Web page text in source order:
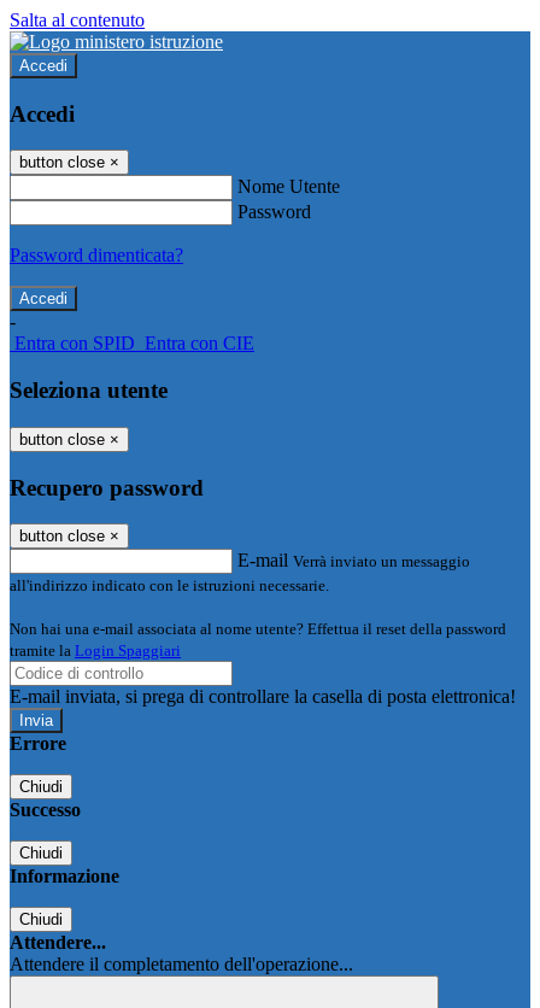
Salta al contenuto
Accedi
Accedi
button close ×
Nome Utente
Password
Password dimenticata?
-
Entra con SPID Entra con CIE
Seleziona utente
button close ×
Recupero password
button close ×
E-mail Verrà inviato un messaggio
all'indirizzo indicato con le istruzioni necessarie.
Non hai una e-mail associata al nome utente? Effettua il reset della password
tramite la Login Spaggiari
E-mail inviata, si prega di controllare la casella di posta elettronica!
Errore
Chiudi
Successo
Chiudi
Informazione
Chiudi
Attendere...
Attendere il completamento dell'operazione...